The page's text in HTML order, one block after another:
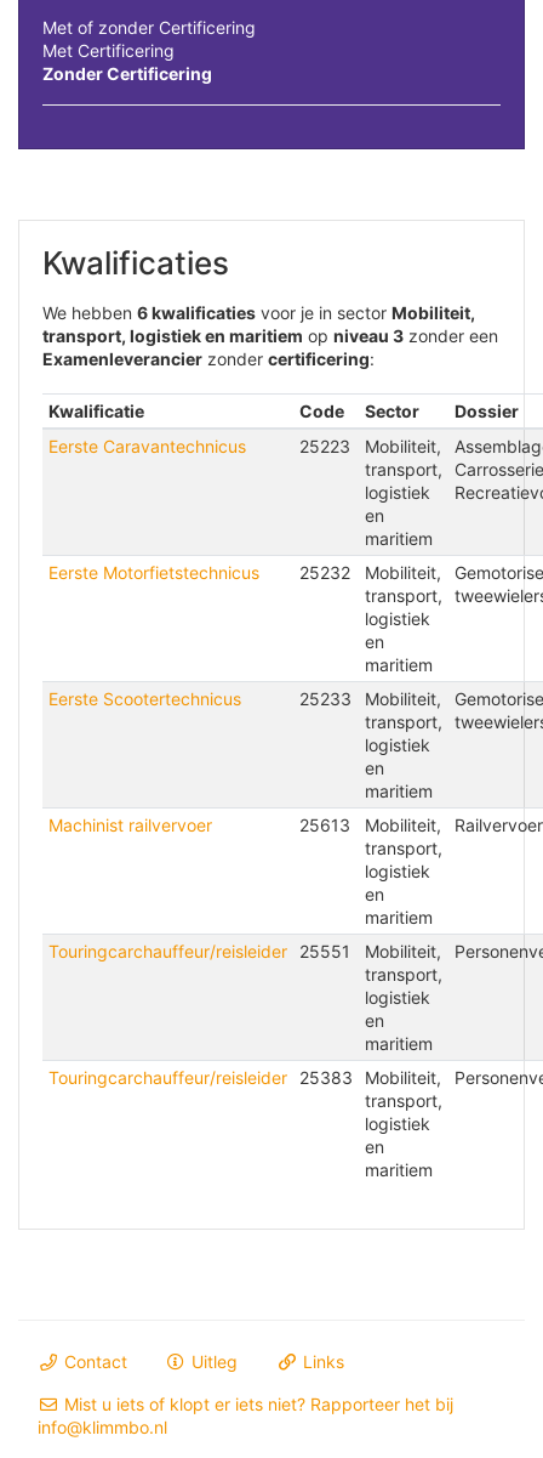
Met of zonder Certificering
Met Certificering
Zonder Certificering
Kwalificaties
We hebben 6 kwalificaties voor je in sector Mobiliteit,
transport, logistiek en maritiem op niveau 3 zonder een
Examenleverancier zonder certificering:
Kwalificatie Code Sector
Dossier
Eerste Caravantechnicus
25223
Mobiliteit,
transport,
logistiek
en
maritiem
Eerste Motorfietstechnicus 25232
Mobiliteit,
transport,
logistiek
en
maritiem
Eerste Scootertechnicus 25233
Mobiliteit,
transport,
logistiek
en
maritiem
Machinist railvervoer 25613
Mobiliteit,
transport,
logistiek
en
maritiem
Railvervoer
Touringcarchauffeur/reisleider 25551
Mobiliteit,
transport,
logistiek
en
maritiem
Touringcarchauffeur/reisleider 25383
Mobiliteit,
transport,
logistiek
en
maritiem
Contact Uitleg Links
Mist u iets of klopt er iets niet? Rapporteer het bij
info@klimmbo.nl